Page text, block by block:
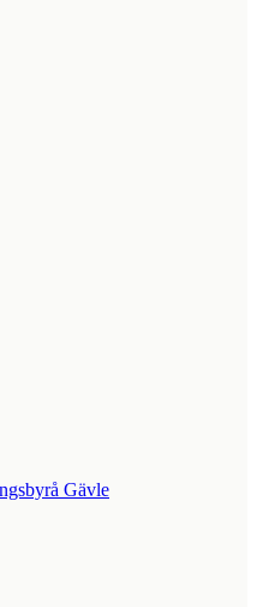
Gävle